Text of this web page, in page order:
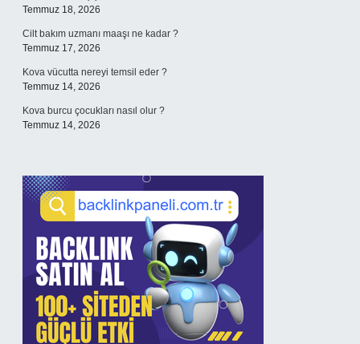
Temmuz 18, 2026
Cilt bakım uzmanı maaşı ne kadar ?
Temmuz 17, 2026
Kova vücutta nereyi temsil eder ?
Temmuz 14, 2026
Kova burcu çocukları nasıl olur ?
Temmuz 14, 2026